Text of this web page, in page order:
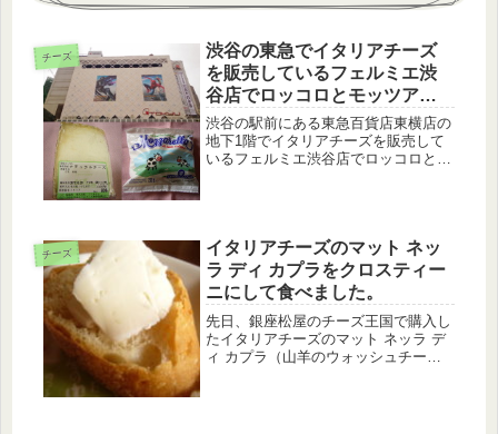
チーズ
渋谷の東急でイタリアチーズ
を販売しているフェルミエ渋
谷店でロッコロとモッツアレ
ラを購入してきました。
渋谷の駅前にある東急百貨店東横店の
地下1階でイタリアチーズを販売して
いるフェルミエ渋谷店でロッコロとモ
ィア州...
チーズ
イタリアチーズのマット ネッ
ラ ディ カプラをクロスティー
ニにして食べました。
先日、銀座松屋のチーズ王国で購入し
たイタリアチーズのマット ネッラ デ
ィ カプラ（山羊のウォッシュチー